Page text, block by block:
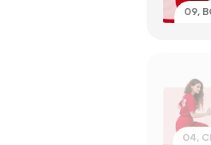
09,
04,